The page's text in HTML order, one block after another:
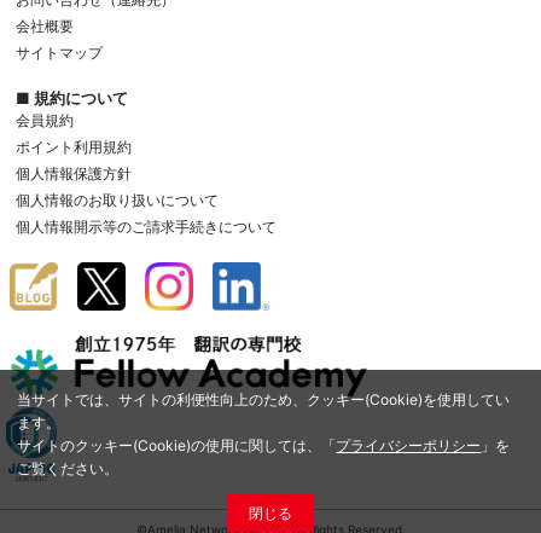
当サイトでは、サイトの利便性向上のため、クッキー(Cookie)を使用してい
ます。
サイトのクッキー(Cookie)の使用に関しては、「プライバシーポリシー 」を
ご覧ください。
閉じる
会社概要
サイトマップ
■ 規約について
会員規約
ポイント利用規約
個人情報保護方針
個人情報のお取り扱いについて
個人情報開示等のご請求手続きについて
©Amelia Network Co.,Ltd. All Rights Reserved.